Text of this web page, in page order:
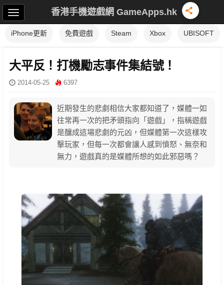
香港手機遊戲網 GameApps.hk
iPhone更新 免費遊戲 Steam Xbox UBISOFT
大平反！打機勵志事件集結號！
2014-05-25 6397
近期發生的悲劇相信大家都知道了，媒體一如
往常再一次的把矛頭指向「遊戲」，指稱遊戲
是釀成這場悲劇的元凶，但媒體第一次這樣攻
擊玩家，但每一次都會讓人感到憤怒、無奈和
無力，遊戲真的是媒體所想的如此邪惡嗎？